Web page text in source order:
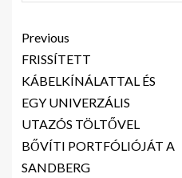
Previous
FRISSÍTETT
KÁBELKÍNÁLATTAL ÉS
EGY UNIVERZÁLIS
UTAZÓS TÖLTŐVEL
BŐVÍTI PORTFÓLIÓJÁT A
SANDBERG